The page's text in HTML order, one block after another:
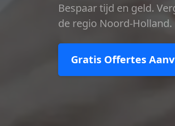
Bespaar tijd en geld.
de regio Noord-Holland.
Gratis Offertes